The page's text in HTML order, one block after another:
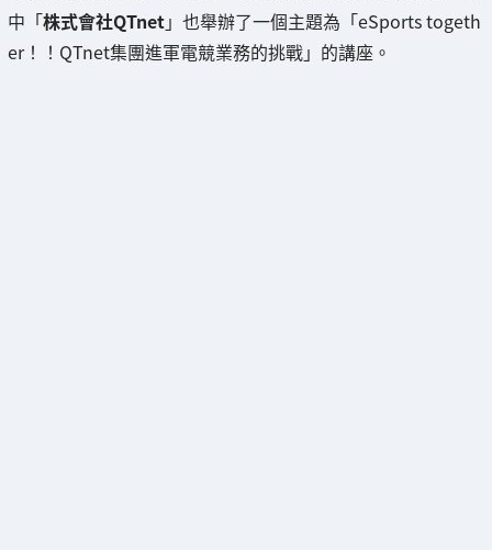
中「株式會社QTnet」也舉辦了一個主題為「eSports togeth
er！！QTnet集團進軍電競業務的挑戰」的講座。